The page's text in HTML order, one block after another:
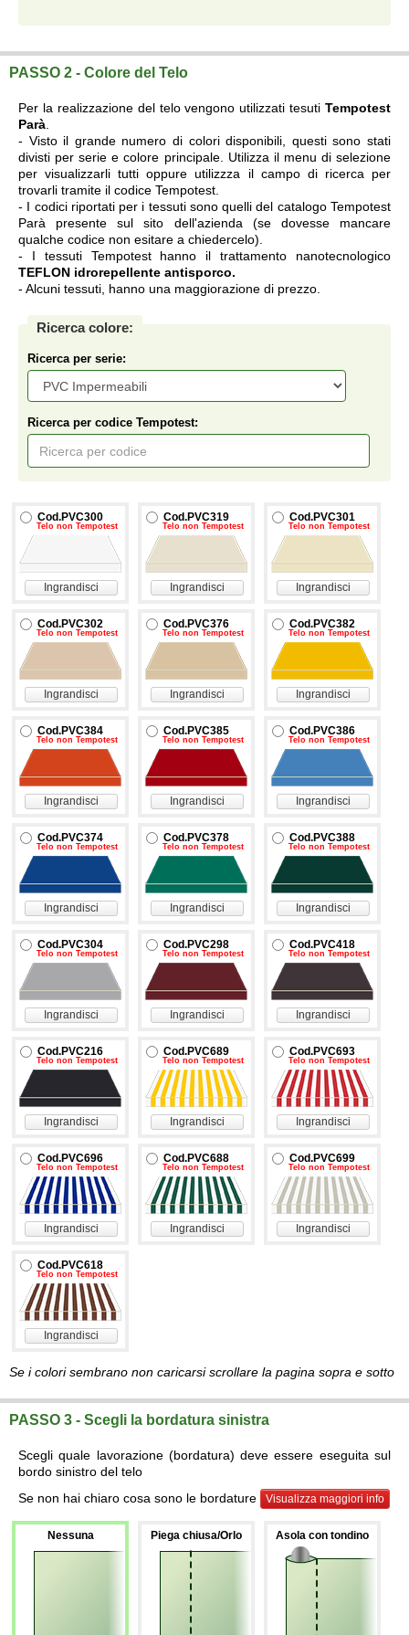
PASSO 2 - Colore del Telo
Per la realizzazione del telo vengono utilizzati tesuti Tempotest
Parà.
- Visto il grande numero di colori disponibili, questi sono stati
divisti per serie e colore principale. Utilizza il menu di selezione
per visualizzarli tutti oppure utilizzza il campo di ricerca per
trovarli tramite il codice Tempotest.
- I codici riportati per i tessuti sono quelli del catalogo Tempotest
Parà presente sul sito dell'azienda (se dovesse mancare
qualche codice non esitare a chiedercelo).
- I tessuti Tempotest hanno il trattamento nanotecnologico
TEFLON idrorepellente antisporco.
- Alcuni tessuti, hanno una maggiorazione di prezzo.
Ricerca colore:
Ricerca per serie:
Ricerca per codice Tempotest:
Cod.PVC300
Telo non Tempotest
Ingrandisci
Cod.PVC319
Telo non Tempotest
Ingrandisci
Cod.PVC301
Telo non Tempotest
Ingrandisci
Cod.PVC302
Telo non Tempotest
Ingrandisci
Cod.PVC376
Telo non Tempotest
Ingrandisci
Cod.PVC382
Telo non Tempotest
Ingrandisci
Cod.PVC384
Telo non Tempotest
Ingrandisci
Cod.PVC385
Telo non Tempotest
Ingrandisci
Cod.PVC386
Telo non Tempotest
Ingrandisci
Cod.PVC374
Telo non Tempotest
Ingrandisci
Cod.PVC378
Telo non Tempotest
Ingrandisci
Cod.PVC388
Telo non Tempotest
Ingrandisci
Cod.PVC304
Telo non Tempotest
Ingrandisci
Cod.PVC298
Telo non Tempotest
Ingrandisci
Cod.PVC418
Telo non Tempotest
Ingrandisci
Cod.PVC216
Telo non Tempotest
Ingrandisci
Cod.PVC689
Telo non Tempotest
Ingrandisci
Cod.PVC693
Telo non Tempotest
Ingrandisci
Cod.PVC696
Telo non Tempotest
Ingrandisci
Cod.PVC688
Telo non Tempotest
Ingrandisci
Cod.PVC699
Telo non Tempotest
Ingrandisci
Cod.PVC618
Telo non Tempotest
Ingrandisci
Se i colori sembrano non caricarsi scrollare la pagina sopra e sotto
PASSO 3 - Scegli la bordatura sinistra
Scegli quale lavorazione (bordatura) deve essere eseguita sul
bordo sinistro del telo
Se non hai chiaro cosa sono le bordature
Visualizza maggiori info
Nessuna Piega chiusa/Orlo Asola con tondino